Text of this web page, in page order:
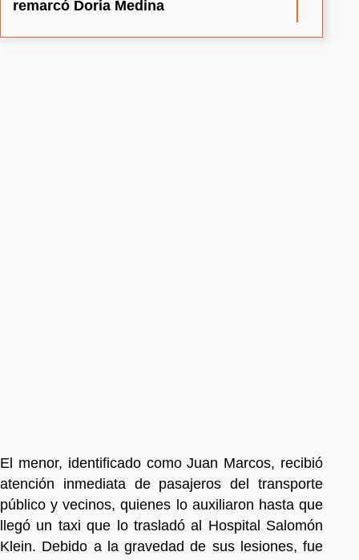
remarcó Doria Medina
El menor, identificado como Juan Marcos, recibió
atención inmediata de pasajeros del transporte
público y vecinos, quienes lo auxiliaron hasta que
llegó un taxi que lo trasladó al Hospital Salomón
Klein. Debido a la gravedad de sus lesiones, fue